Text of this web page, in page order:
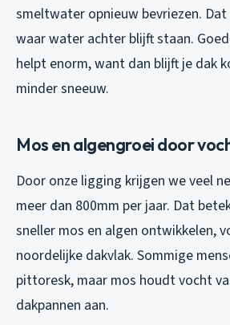
smeltwater opnieuw bevriezen.
waar water achter blijft staan.
helpt enorm, want dan blijft je dak
minder sneeuw.
Mos en algengroei door
Door onze ligging krijgen we veel
meer dan 800mm per jaar. Dat
sneller mos en algen ontwikkelen,
noordelijke dakvlak. Sommige
pittoresk, maar mos houdt vocht
dakpannen aan.